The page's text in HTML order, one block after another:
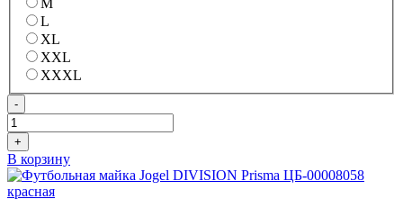
M
L
XL
XXL
XXXL
-
+
В корзину